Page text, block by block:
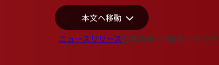
本文へ移動
ニュースリリース企業情報 IR情報 サス